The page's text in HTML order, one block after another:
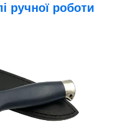
ручної роботи